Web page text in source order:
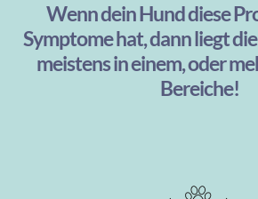
Wenn dein Hund diese
Symptome hat, dann liegt
meistens in einem, oder
Bereiche!